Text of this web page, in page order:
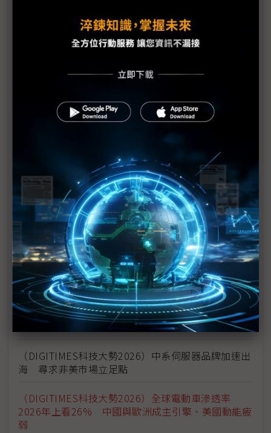
（DIGITIMES科技大勢2026）川普貿易工具轉向法源
運用 伺服器供應鏈成雙軌分流
常態？ 台系供應鏈迎儲能與燃料電池商機
（DIGITIMES科技大勢2026）智駕滲透率2030年上
看60% 台廠轉型關鍵在「3T」能力
（DIGITIMES科技大勢2026）廣達衝刺高階AI伺服
器 2026年出貨量將首度稱霸
（DIGITIMES科技大勢2026）2030年D2D商機大爆
發 台廠四大商機成形
（DIGITIMES科技大勢2026）NVIDIA與ASIC競爭激
烈 梁次震直言記憶體缺料成2026關鍵
（DIGITIMES科技大勢2026）廣達梁次震：智慧眼鏡
打破疆界 降低成本、加快量產有一策略
DIGITIMES剖析2026科技大勢 蘇育正：科技產業完
成典範轉移 AI主導新時代來臨
（DIGITIMES科技大勢2026）中系伺服器品牌加速出
海 尋求非美市場立足點
（DIGITIMES科技大勢2026）全球電動車滲透率
2026年上看26% 中國與歐洲成主引擎、美國動能疲
弱